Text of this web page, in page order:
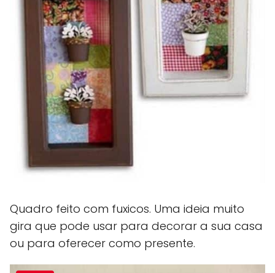
Quadro feito com fuxicos. Uma ideia muito
gira que pode usar para decorar a sua casa
ou para oferecer como presente.